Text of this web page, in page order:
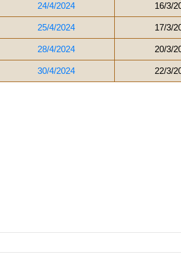
24/4/2024 16/3/
25/4/2024 17/3/
28/4/2024 20/3/
30/4/2024 22/3/